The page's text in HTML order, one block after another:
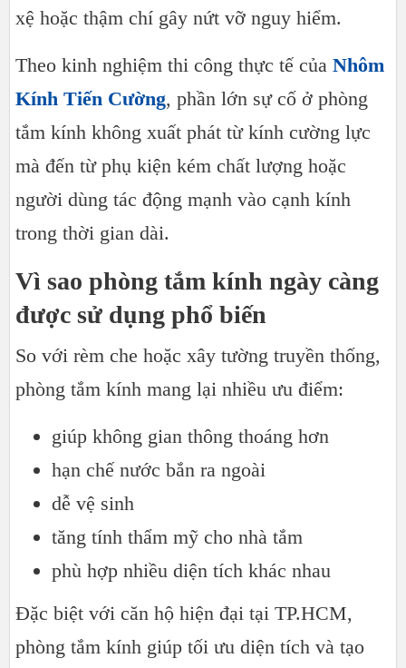
xệ hoặc thậm chí gây nứt vỡ nguy hiểm.
Theo kinh nghiệm thi công thực tế của Nhôm
Kính Tiến Cường, phần lớn sự cố ở phòng
tắm kính không xuất phát từ kính cường lực
mà đến từ phụ kiện kém chất lượng hoặc
người dùng tác động mạnh vào cạnh kính
trong thời gian dài.
Vì sao phòng tắm kính ngày càng
được sử dụng phổ biến
So với rèm che hoặc xây tường truyền thống,
phòng tắm kính mang lại nhiều ưu điểm:
giúp không gian thông thoáng hơn
hạn chế nước bắn ra ngoài
dễ vệ sinh
tăng tính thẩm mỹ cho nhà tắm
phù hợp nhiều diện tích khác nhau
Đặc biệt với căn hộ hiện đại tại TP.HCM,
phòng tắm kính giúp tối ưu diện tích và tạo